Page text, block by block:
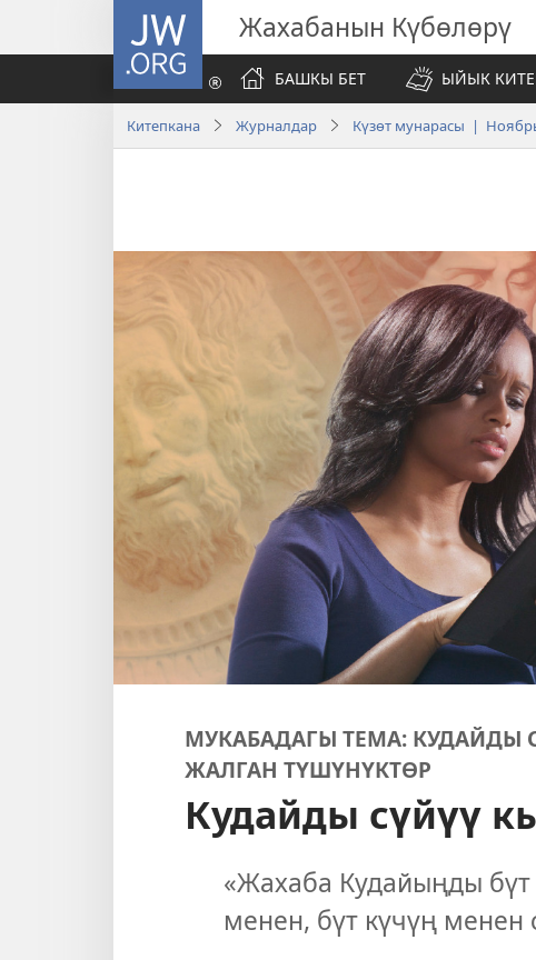
JW.ORG Жахабанын Күбөлөрү
БАШКЫ БЕТ
ЫЙЫК
Китепкана Журналдар Күзөт мунарасы |
МУКАБАДАГЫ ТЕМА: КУДАЙДЫ
ЖАЛГАН ТҮШҮНҮКТӨР
Кудайды сүйүү
«Жахаба Кудайыңды
менен, бүт күчүң менен